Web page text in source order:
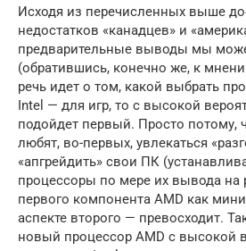
Исходя из перечисленных выше
недостатков «канадцев» и
предварительные выводы мы
(обратившись, конечно же, к
речь идет о том, какой выбрать
Intel — для игр, то с высокой
подойдет первый. Просто потому,
любят, во-первых, увлекаться
«апгрейдить» свои ПК
процессоры по мере их вывода на
первого компонента AMD как
аспекте второго — превосходит.
новый процессор AMD с высокой